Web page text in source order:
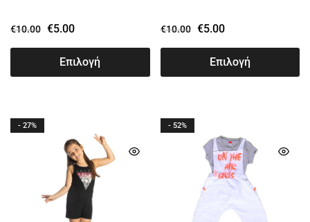
€10.00 €5.00
Επιλογή
€10.00 €5.00
Επιλογή
- 27% - 52%